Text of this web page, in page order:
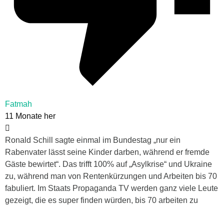
Fatmah
11 Monate her
Ronald Schill sagte einmal im Bundestag „nur ein
Rabenvater lässt seine Kinder darben, während er fremde
Gäste bewirtet“. Das trifft 100% auf „Asylkrise“ und Ukraine
zu, während man von Rentenkürzungen und Arbeiten bis 70
fabuliert. Im Staats Propaganda TV werden ganz viele Leute
gezeigt, die es super finden würden, bis 70 arbeiten zu